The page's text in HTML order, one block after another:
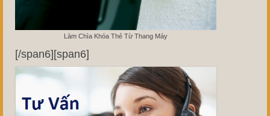
Làm Chìa Khóa Thẻ Từ Thang Máy
[/span6][span6]